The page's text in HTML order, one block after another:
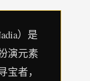
）是
演元素
者，